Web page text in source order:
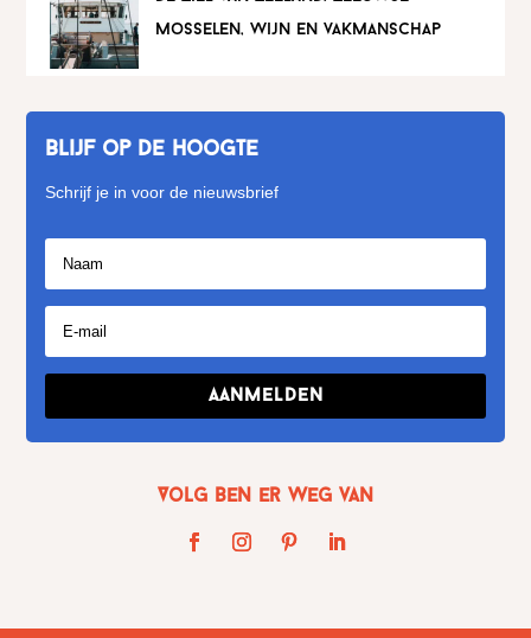
mosselen, wijn en vakmanschap
Blijf op de hoogte
Schrijf je in voor de nieuwsbrief
Aanmelden
Volg Ben er weg van